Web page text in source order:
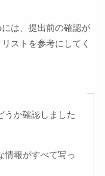
は、提出前の確認が
ストを参考にしてく
うか確認しました
情報がすべて写っ